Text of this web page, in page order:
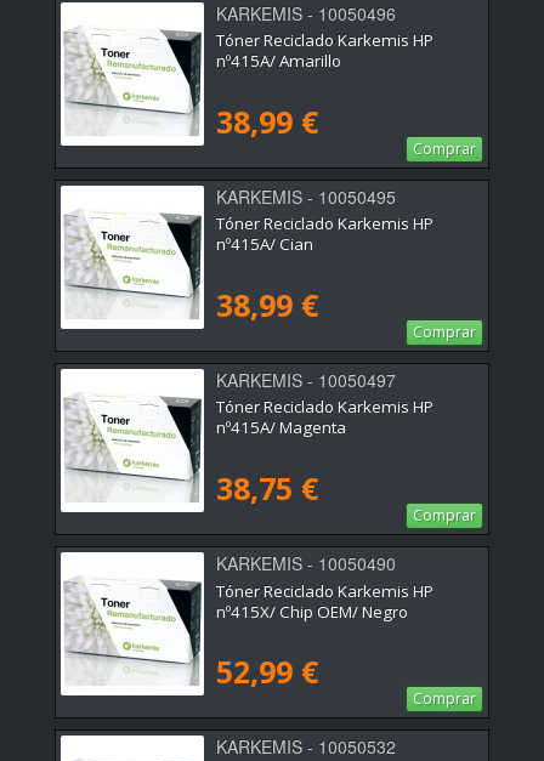
KARKEMIS - 10050496
Tóner Reciclado Karkemis HP
nº415A/ Amarillo
38,99 €
Comprar
KARKEMIS - 10050495
Tóner Reciclado Karkemis HP
nº415A/ Cian
38,99 €
Comprar
KARKEMIS - 10050497
Tóner Reciclado Karkemis HP
nº415A/ Magenta
38,75 €
Comprar
KARKEMIS - 10050490
Tóner Reciclado Karkemis HP
nº415X/ Chip OEM/ Negro
52,99 €
Comprar
KARKEMIS - 10050532